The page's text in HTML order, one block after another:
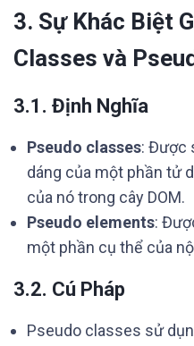
3. Sự Khác Biệt
Classes và
3.1. Định Nghĩa
Pseudo classes: Được
dáng của một phần tử
của nó trong cây DOM.
Pseudo elements:
một phần cụ thể của
3.2. Cú Pháp
Pseudo classes sử